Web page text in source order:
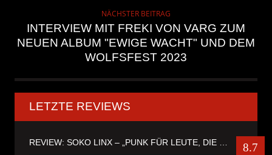
NÄCHSTER BEITRAG
INTERVIEW MIT FREKI VON VARG ZUM
NEUEN ALBUM "EWIGE WACHT" UND DEM
WOLFSFEST 2023
LETZTE REVIEWS
REVIEW: SOKO LINX – „PUNK FÜR LEUTE, DIE PUNK HASZEN“ 8.7